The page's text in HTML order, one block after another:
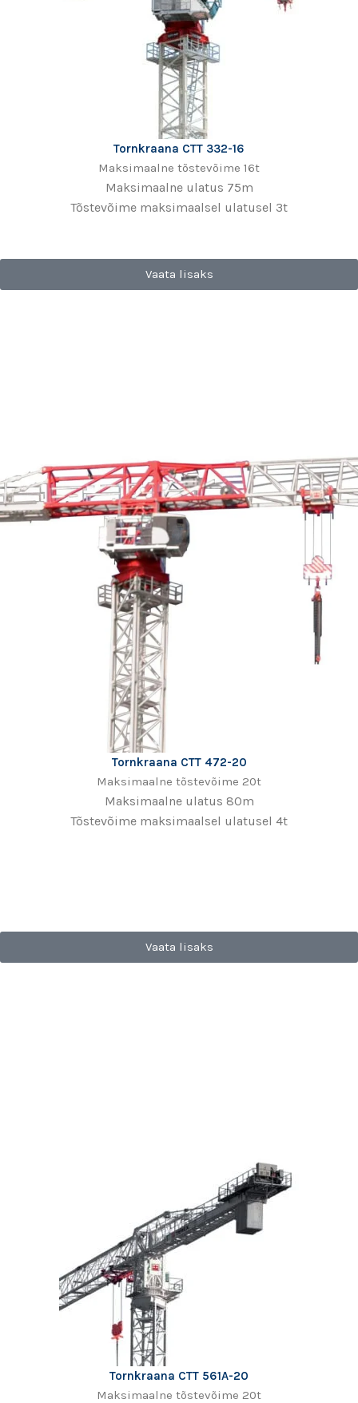
Tornkraana CTT 332-16
Maksimaalne tõstevõime 16t
Maksimaalne ulatus 75m
Tõstevõime maksimaalsel ulatusel 3t
Vaata lisaks
Tornkraana CTT 472-20
Maksimaalne tõstevõime 20t
Maksimaalne ulatus 80m
Tõstevõime maksimaalsel ulatusel 4t
Vaata lisaks
Tornkraana CTT 561A-20
Maksimaalne tõstevõime 20t